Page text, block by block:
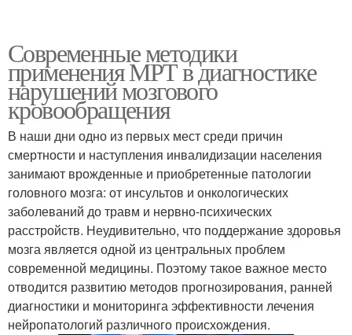
Современные методики
применения МРТ в диагностике
нарушений мозгового
кровообращения
В наши дни одно из первых мест среди причин
смертности и наступления инвалидизации населения
занимают врожденные и приобретенные патологии
головного мозга: от инсультов и онкологических
заболеваний до травм и нервно-психических
расстройств. Неудивительно, что поддержание здоровья
мозга является одной из центральных проблем
современной медицины. Поэтому такое важное место
отводится развитию методов прогнозирования, ранней
диагностики и мониторинга эффективности лечения
нейропатологий различного происхождения.